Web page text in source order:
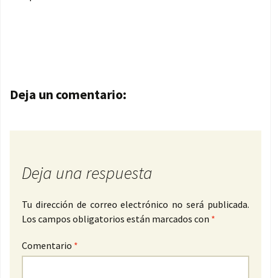
Navegación de entradas
Deja un comentario:
Deja una respuesta
Tu dirección de correo electrónico no será publicada.
Los campos obligatorios están marcados con *
Comentario *